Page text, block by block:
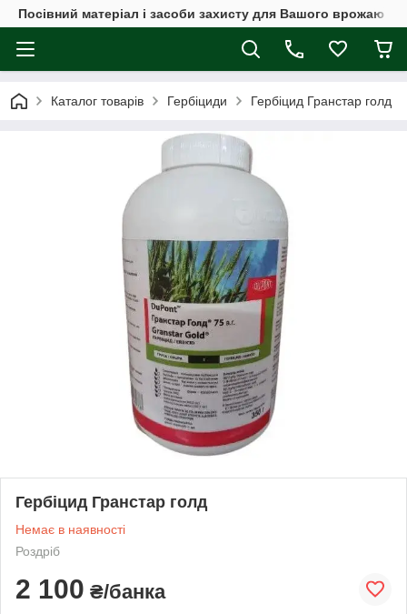
Посівний матеріал і засоби захисту для Вашого врожаю
Каталог товарів Гербіциди Гербіцид Гранстар голд
Гербіцид Гранстар голд
Немає в наявності
Роздріб
2 100 ₴/банка